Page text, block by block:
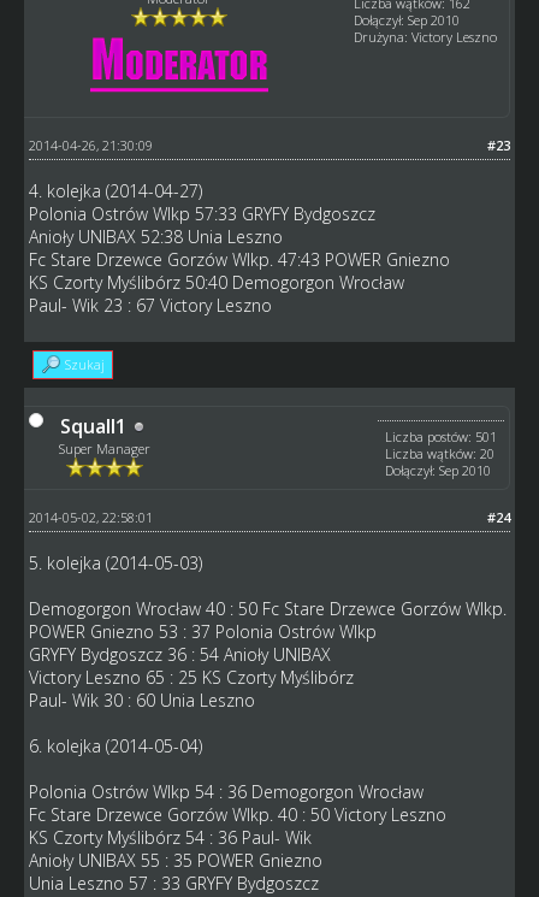
Dołączył: Sep 2010
Drużyna: Victory Leszno
#23
2014-04-26, 21:30:09
4. kolejka (2014-04-27)
Polonia Ostrów Wlkp 57:33 GRYFY Bydgoszcz
Anioły UNIBAX 52:38 Unia Leszno
Fc Stare Drzewce Gorzów Wlkp. 47:43 POWER Gniezno
KS Czorty Myślibórz 50:40 Demogorgon Wrocław
Paul- Wik 23 : 67 Victory Leszno
Szukaj
Squall1
Super Manager
Liczba postów: 501
Liczba wątków: 20
Dołączył: Sep 2010
#24
2014-05-02, 22:58:01
5. kolejka (2014-05-03)
Demogorgon Wrocław 40 : 50 Fc Stare Drzewce Gorzów Wlkp.
POWER Gniezno 53 : 37 Polonia Ostrów Wlkp
GRYFY Bydgoszcz 36 : 54 Anioły UNIBAX
Victory Leszno 65 : 25 KS Czorty Myślibórz
Paul- Wik 30 : 60 Unia Leszno
6. kolejka (2014-05-04)
Polonia Ostrów Wlkp 54 : 36 Demogorgon Wrocław
Fc Stare Drzewce Gorzów Wlkp. 40 : 50 Victory Leszno
KS Czorty Myślibórz 54 : 36 Paul- Wik
Anioły UNIBAX 55 : 35 POWER Gniezno
Unia Leszno 57 : 33 GRYFY Bydgoszcz